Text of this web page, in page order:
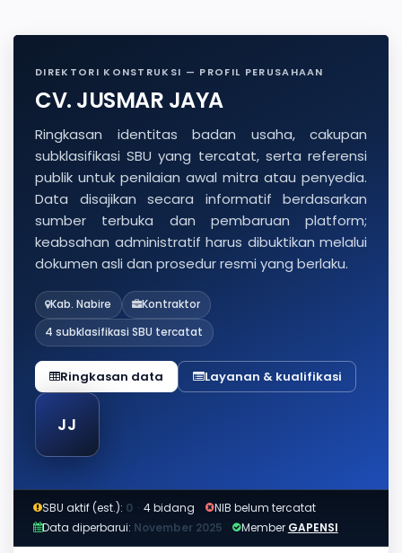
DIREKTORI KONSTRUKSI — PROFIL PERUSAHAAN
CV. JUSMAR JAYA
Ringkasan identitas badan usaha, cakupan
subklasifikasi SBU yang tercatat, serta referensi
publik untuk penilaian awal mitra atau penyedia.
Data disajikan secara informatif berdasarkan
sumber terbuka dan pembaruan platform;
keabsahan administratif harus dibuktikan melalui
dokumen asli dan prosedur resmi yang berlaku.
Kab. Nabire
Kontraktor
4 subklasifikasi SBU tercatat
Ringkasan data Layanan & kualifikasi
JJ
SBU aktif (est.): 0 · 4 bidang
NIB belum tercatat
Data diperbarui: November 2025 Member GAPENSI